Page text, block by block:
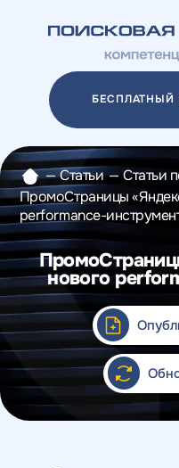
БЕСПЛАТНЫЙ
Акции
Отзывы
Веб-
— Статьи — Статьи
ПромоСтраницы
performance-
нового